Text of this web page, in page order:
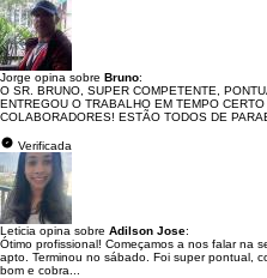
Jorge opina sobre Bruno:
O SR. BRUNO, SUPER COMPETENTE,
ENTREGOU O TRABALHO EM TEMPO
COLABORADORES! ESTÃO TODOS DE
Verificada
Leticia opina sobre Adilson Jose:
Ótimo profissional! Começamos a nos falar na
apto. Terminou no sábado. Foi super pontual,
bom e cobra...